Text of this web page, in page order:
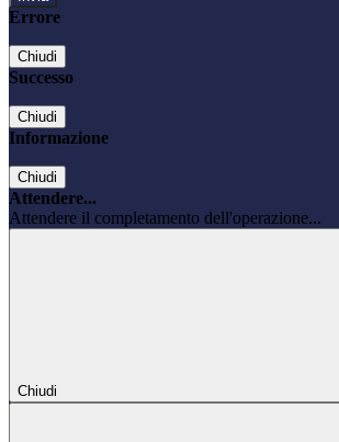
Errore
Chiudi
Successo
Chiudi
Informazione
Chiudi
Attendere...
Attendere il completamento dell'operazione...
Chiudi